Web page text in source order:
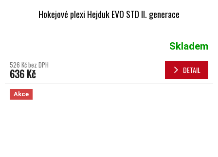
Hokejové plexi Hejduk EVO STD II. generace
Skladem
526 Kč bez DPH
636 Kč DETAIL
Akce